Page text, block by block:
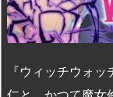
『ウィッチウォ